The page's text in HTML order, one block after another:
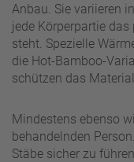
Anbau. Sie variieren
jede Körperpartie
steht. Spezielle
die Hot-Bamboo-
schützen das
Mindestens ebenso
behandelnden
Stäbe sicher zu